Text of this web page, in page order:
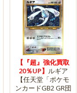
【『超』強化買取
20％UP】 ルギア
【任天堂「ポケモ
ンカードGB2 GR団